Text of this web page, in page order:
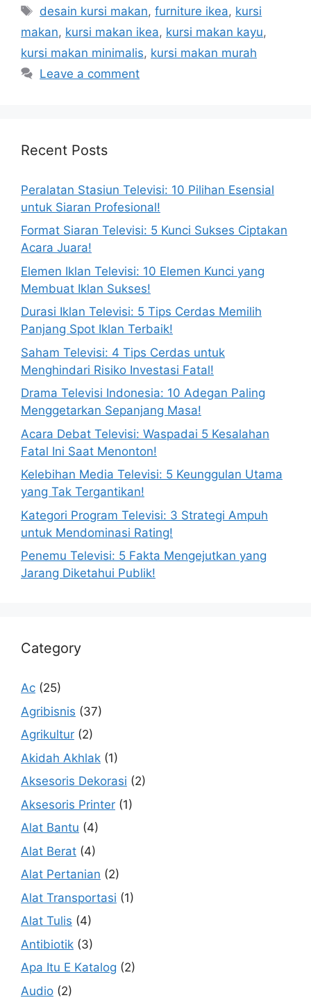
Tags
desain kursi makan,furniture ikea, kursi
makan, kursi makan ikea, kursi makan kayu,
kursi makan minimalis, kursi makan murah
Leave a comment
Recent Posts
Peralatan Stasiun Televisi: 10 Pilihan Esensial
untuk Siaran Profesional!
Format Siaran Televisi: 5 Kunci Sukses Ciptakan
Acara Juara!
Elemen Iklan Televisi: 10 Elemen Kunci yang
Membuat Iklan Sukses!
Durasi Iklan Televisi: 5 Tips Cerdas Memilih
Panjang Spot Iklan Terbaik!
Saham Televisi: 4 Tips Cerdas untuk
Menghindari Risiko Investasi Fatal!
Drama Televisi Indonesia: 10 Adegan Paling
Menggetarkan Sepanjang Masa!
Acara Debat Televisi: Waspadai 5 Kesalahan
Fatal Ini Saat Menonton!
Kelebihan Media Televisi: 5 Keunggulan Utama
yang Tak Tergantikan!
Kategori Program Televisi: 3 Strategi Ampuh
untuk Mendominasi Rating!
Penemu Televisi: 5 Fakta Mengejutkan yang
Jarang Diketahui Publik!
Category
Ac (25)
Agribisnis (37)
Agrikultur (2)
Akidah Akhlak (1)
Aksesoris Dekorasi (2)
Aksesoris Printer (1)
Alat Bantu (4)
Alat Berat (4)
Alat Pertanian (2)
Alat Transportasi (1)
Alat Tulis (4)
Antibiotik (3)
Apa Itu E Katalog (2)
Audio (2)